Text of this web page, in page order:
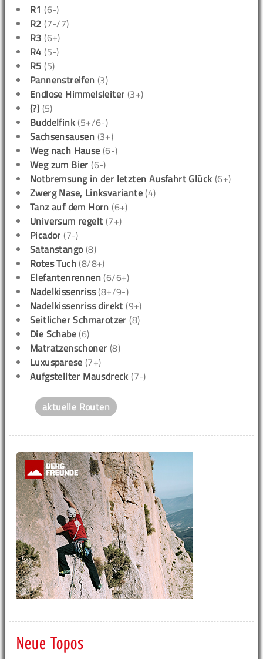
R1 (6-)
R2 (7-/7)
R3 (6+)
R4 (5-)
R5 (5)
Pannenstreifen (3)
Endlose Himmelsleiter (3+)
(?) (5)
Buddelfink (5+/6-)
Sachsensausen (3+)
Weg nach Hause (6-)
Weg zum Bier (6-)
Notbremsung in der letzten Ausfahrt Glück (6+)
Zwerg Nase, Linksvariante (4)
Tanz auf dem Horn (6+)
Universum regelt (7+)
Picador (7-)
Satanstango(8)
Rotes Tuch (8/8+)
Elefantenrennen (6/6+)
Nadelkissenriss(8+/9-)
Nadelkissenriss direkt (9+)
Seitlicher Schmarotzer (8)
Die Schabe (6)
Matratzenschoner (8)
Luxusparese (7+)
Aufgstellter Mausdreck (7-)
aktuelle Routen
Neue Topos